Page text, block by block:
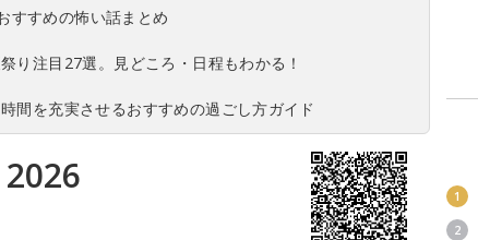
すすめの怖い話まとめ
り注目27選。見どころ・日程もわかる！
間を充実させるおすすめの過ごし方ガイド
1
2